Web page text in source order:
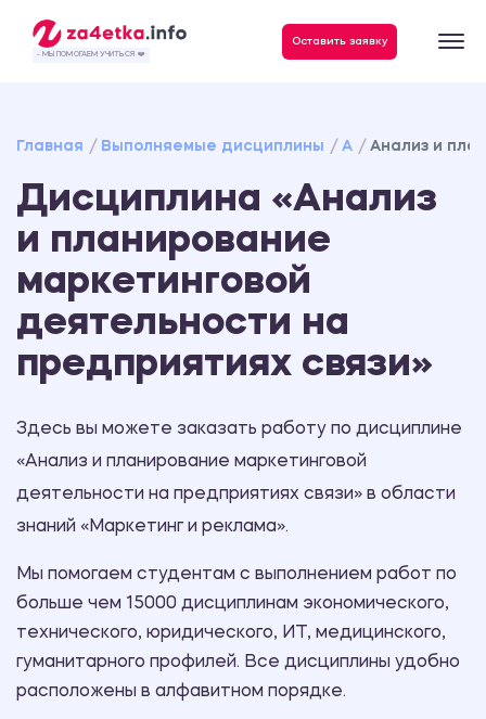
- МЫ ПОМОГАЕМ УЧИТЬСЯ ❤️
Оставить заявку
Главная Выполняемые дисциплины А Анализ и
Дисциплина «Анализ
и планирование
маркетинговой
деятельности на
предприятиях связи»
Здесь вы можете заказать работу по дисциплине
«Анализ и планирование маркетинговой
деятельности на предприятиях связи» в области
знаний «Маркетинг и реклама».
Мы помогаем студентам с выполнением работ по
больше чем 15000 дисциплинам экономического,
технического, юридического, ИТ, медицинского,
гуманитарного профилей. Все дисциплины удобно
расположены в алфавитном порядке.